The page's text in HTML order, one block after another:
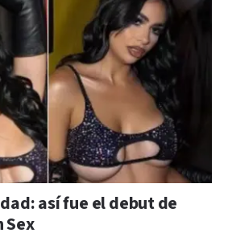
así fue el debut de
Sex